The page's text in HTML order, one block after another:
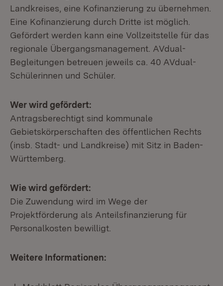
Landkreises, eine Kofinanzierung zu übernehmen.
Eine Kofinanzierung durch Dritte ist möglich.
Gefördert werden kann eine Vollzeitstelle für das
regionale Übergangsmanagement. AVdual-
Begleitungen betreuen jeweils ca. 40 AVdual-
Schülerinnen und Schüler.
Wer wird gefördert:
Antragsberechtigt sind kommunale
Gebietskörperschaften des öffentlichen Rechts
(insb. Stadt- und Landkreise) mit Sitz in Baden-
Württemberg.
Wie wird gefördert:
Die Zuwendung wird im Wege der
Projektförderung als Anteilsfinanzierung für
Personalkosten bewilligt.
Weitere Informationen: